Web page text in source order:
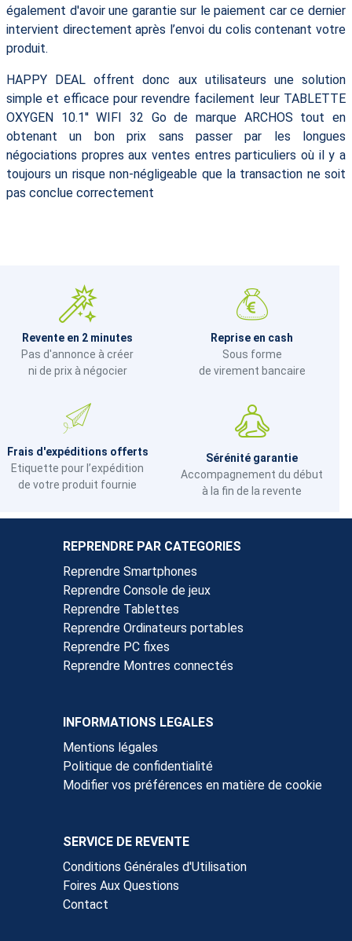
également d'avoir une garantie sur le paiement car ce dernier
intervient directement après l’envoi du colis contenant votre
produit.
HAPPY DEAL offrent donc aux utilisateurs une solution
simple et efficace pour revendre facilement leur TABLETTE
OXYGEN 10.1'' WIFI 32 Go de marque ARCHOS tout en
obtenant un bon prix sans passer par les longues
négociations propres aux ventes entres particuliers où il y a
toujours un risque non-négligeable que la transaction ne soit
pas conclue correctement
Revente en 2 minutes
Pas d'annonce à créer
ni de prix à négocier
Reprise en cash
Sous forme
de virement bancaire
Frais d'expéditions offerts
Etiquette pour l’expédition
de votre produit fournie
Sérénité garantie
Accompagnement du début
à la fin de la revente
REPRENDRE PAR CATEGORIES
Reprendre Smartphones
Reprendre Console de jeux
Reprendre Tablettes
Reprendre Ordinateurs portables
Reprendre PC fixes
Reprendre Montres connectés
INFORMATIONS LEGALES
Mentions légales
Politique de confidentialité
Modifier vos préférences en matière de cookie
SERVICE DE REVENTE
Conditions Générales d'Utilisation
Foires Aux Questions
Contact